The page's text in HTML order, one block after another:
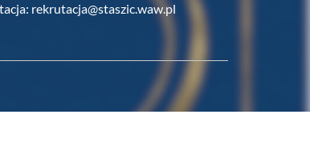
rekrutacja@staszic.waw.pl